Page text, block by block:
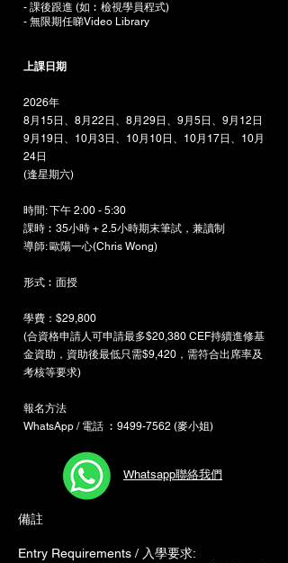
- 課後跟進 (如︰檢視學員程式)
- 無限期任睇Video Library
上課日期
2026年
8月15日、8月22日、8月29日、9月5日、9月12日
9月19日、10月3日、10月10日、10月17日、10月
24日
(逢星期六)
時間: 下午 2:00 - 5:30
課時︰35小時 + 2.5小時期末筆試，兼讀制
導師: 歐陽一心(Chris Wong)
​形式︰面授
學費：$29,800
(合資格申請人可申請最多$20,380 CEF持續進修基
金資助，資助後最低只需$9,420，需符合出席率及
考核等要求) ​
報名方法
WhatsApp / 電話 ︰9499-7562 (麥小姐)
Whatsapp聯絡我們
備註
Entry Requirements / 入學要求: